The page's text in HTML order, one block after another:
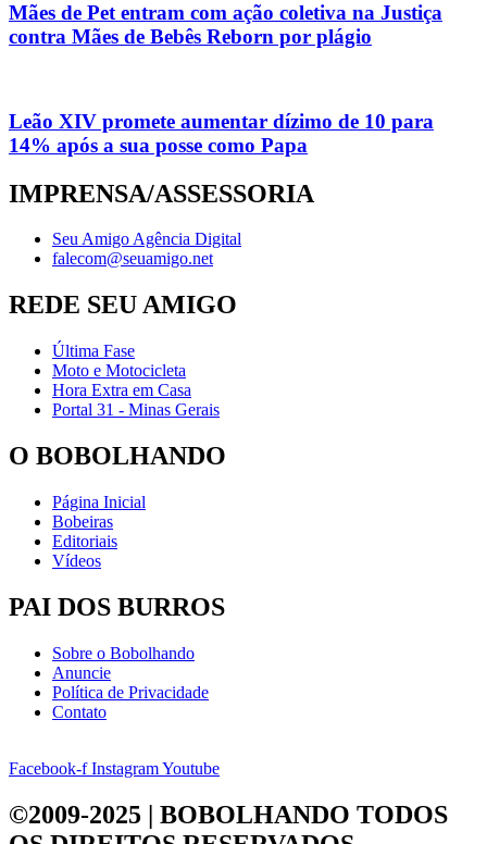
Mães de Pet entram com ação coletiva na Justiça
contra Mães de Bebês Reborn por plágio
Leão XIV promete aumentar dízimo de 10 para
14% após a sua posse como Papa
IMPRENSA/ASSESSORIA
Seu Amigo Agência Digital
falecom@seuamigo.net
REDE SEU AMIGO
Última Fase
Moto e Motocicleta
Hora Extra em Casa
Portal 31 - Minas Gerais
O BOBOLHANDO
Página Inicial
Bobeiras
Editoriais
Vídeos
PAI DOS BURROS
Sobre o Bobolhando
Anuncie
Política de Privacidade
Contato
Facebook-f InstagramYoutube
©2009-2025 | BOBOLHANDO TODOS